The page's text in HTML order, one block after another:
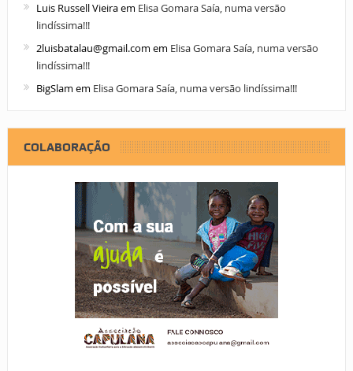
Luis Russell Vieiraem Elisa Gomara Saía, numa versão
lindíssima!!!
2luisbatalau@gmail.com em Elisa Gomara Saía, numa versão
lindíssima!!!
BigSlam em Elisa Gomara Saía, numa versão lindíssima!!!
COLABORAÇÃO